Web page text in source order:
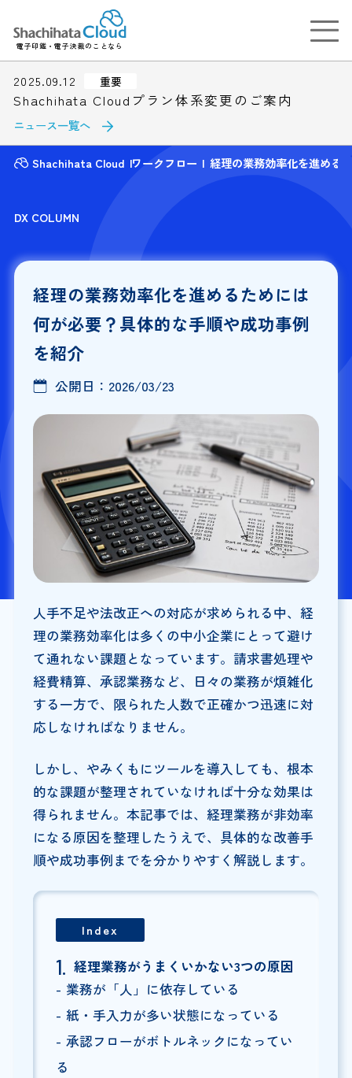
電子印鑑・電子決裁のことなら
2025.09.12 重要
Shachihata Cloudプラン体系変更のご案内
ニュース一覧へ
Shachihata Cloud ワークフロー 経理の業務効率化を進める
DX COLUMN
経理の業務効率化を進めるためには
何が必要？具体的な手順や成功事例
を紹介
公開日： 2026/03/23
人手不足や法改正への対応が求められる中、経
理の業務効率化は多くの中小企業にとって避け
て通れない課題となっています。請求書処理や
経費精算、承認業務など、日々の業務が煩雑化
する一方で、限られた人数で正確かつ迅速に対
応しなければなりません。
しかし、やみくもにツールを導入しても、根本
的な課題が整理されていなければ十分な効果は
得られません。本記事では、経理業務が非効率
になる原因を整理したうえで、具体的な改善手
順や成功事例までを分かりやすく解説します。
Index
経理業務がうまくいかない3つの原因
業務が「人」に依存している
紙・手入力が多い状態になっている
承認フローがボトルネックになってい
る